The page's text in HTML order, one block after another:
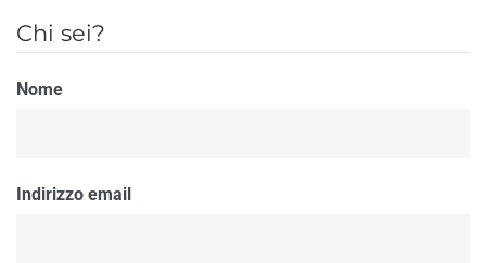
Chi sei?
Nome
Indirizzo email